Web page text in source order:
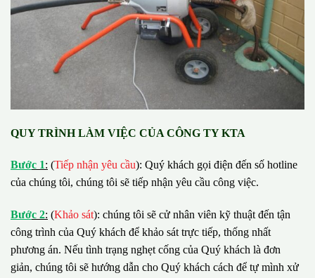
QUY TRÌNH LÀM VIỆC CỦA CÔNG TY KTA
Bước 1: (Tiếp nhận yêu cầu): Quý khách gọi điện đến số hotline
của chúng tôi, chúng tôi sẽ tiếp nhận yêu cầu công việc.
Bước 2: (Khảo sát): chúng tôi sẽ cử nhân viên kỹ thuật đến tận
công trình của Quý khách để khảo sát trực tiếp, thống nhất
phương án. Nếu tình trạng nghẹt cống của Quý khách là đơn
giản, chúng tôi sẽ hướng dẫn cho Quý khách cách để tự mình xử